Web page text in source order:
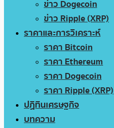
ข่าว Dogecoin
ข่าว Ripple (XRP)
ราคาและการวิเคราะห์
ราคา Bitcoin
ราคา Ethereum
ราคา Dogecoin
ราคา Ripple (XRP)
ปฏิทินเศรษฐกิจ
บทความ